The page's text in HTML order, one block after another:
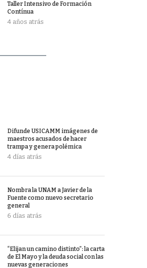
Taller Intensivo de Formación
Contínua
4 años atrás
Difunde USICAMM imágenes de
maestros acusados de hacer
trampa y genera polémica
4 días atrás
Nombra la UNAM a Javier de la
Fuente como nuevo secretario
general
6 días atrás
“Elijan un camino distinto”: la carta
de El Mayo y la deuda social con las
nuevas generaciones